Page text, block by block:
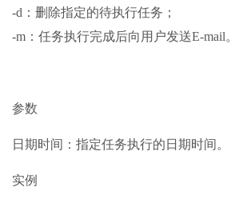
-d：删除指定的待执行任务；
-m：任务执行完成后向用户发送E-mail。
参数
日期时间：指定任务执行的日期时间。
实例